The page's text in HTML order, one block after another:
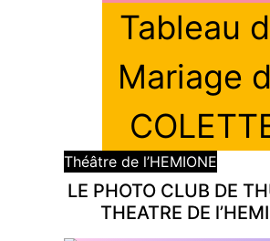
Tableau
Mariage
Théâtre de l’HEMIONE
LE PHOTO CLUB DE
THEATRE DE